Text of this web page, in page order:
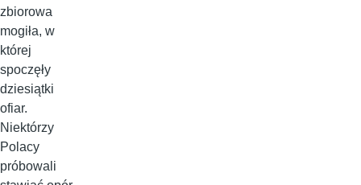
zbiorowa
mogiła, w
której
spoczęły
dziesiątki
ofiar.
Niektórzy
Polacy
próbowali